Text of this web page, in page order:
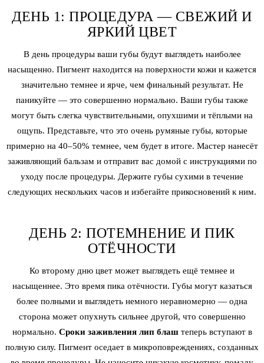
ДЕНЬ 1: ПРОЦЕДУРА — СВЕЖИЙ И
ЯРКИЙ ЦВЕТ
В день процедуры ваши губы будут выглядеть наиболее
насыщенно. Пигмент находится на поверхности кожи и кажется
значительно темнее и ярче, чем финальный результат. Не
паникуйте — это совершенно нормально. Ваши губы также
могут быть слегка чувствительными, опухшими и тёплыми на
ощупь. Представьте, что это очень румяные губы, которые
примерно на 40–50% темнее, чем будет в итоге. Мастер нанесёт
заживляющий бальзам и отправит вас домой с инструкциями по
уходу после процедуры. Держите губы сухими в течение
следующих нескольких часов и избегайте прикосновений к ним.
ДЕНЬ 2: ПОТЕМНЕНИЕ И ПИК
ОТЁЧНОСТИ
Ко второму дню цвет может выглядеть ещё темнее и
насыщеннее. Это время пика отёчности. Губы могут казаться
более полными и выглядеть немного неравномерно — одна
сторона может опухнуть сильнее другой, что совершенно
нормально. Сроки заживления лип блаштеперь вступают в
полную силу. Пигмент оседает в микроповреждениях, созданных